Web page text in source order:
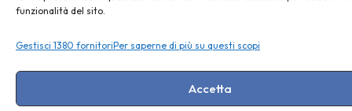
funzionalità del sito.
Gestisci 1380 fornitoriPer saperne di più su questi scopi
Accetta